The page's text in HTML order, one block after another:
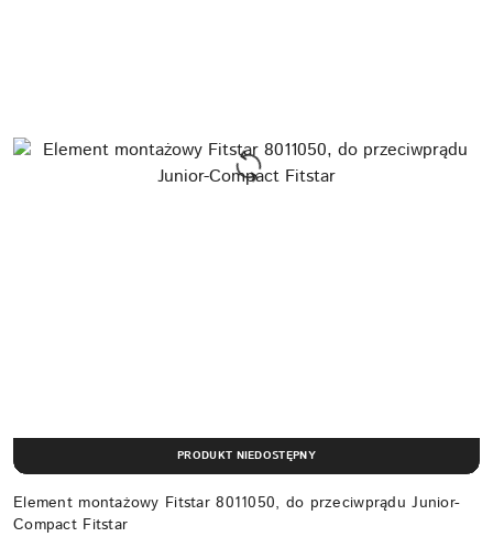
Element montażowy Fitstar 8011050, do przeciwprądu Junior-
Compact Fitstar
PRODUKT NIEDOSTĘPNY